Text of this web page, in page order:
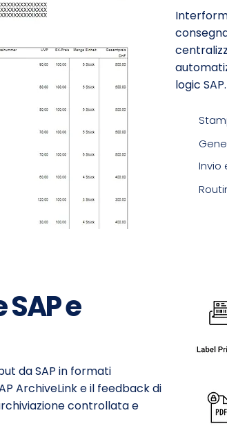
logic SAP.
Invio
e
da SAP in formati
ArchiveLink e il feedback di
controllata e